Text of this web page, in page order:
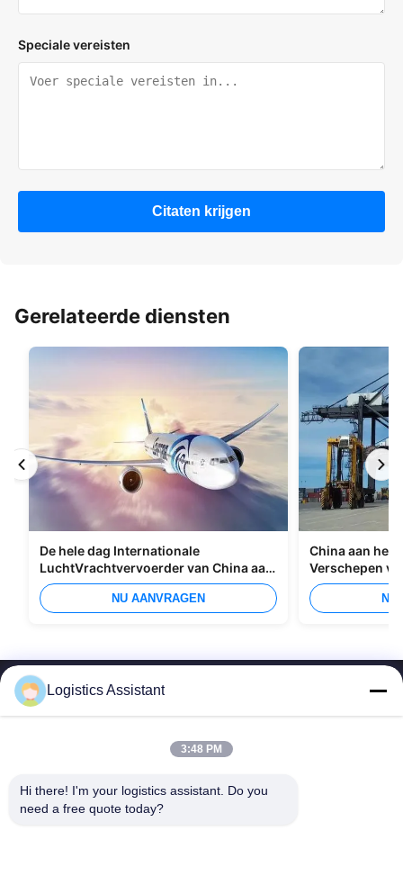
Speciale vereisten
Citaten krijgen
Gerelateerde diensten
De hele dag Internationale
LuchtVrachtvervoerder van China aan
Manilla
NU AANVRAGEN
China aan het
Verschepen
Overzees
NU
Logistics Assistant
3:48 PM
Hi there! I'm your logistics assistant. Do you
need a free quote today?